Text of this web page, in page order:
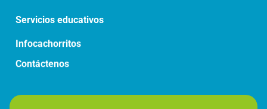
Servicios educativos
Infocachorritos
Contáctenos